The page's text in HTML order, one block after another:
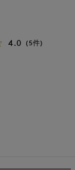
4.0 (5件)